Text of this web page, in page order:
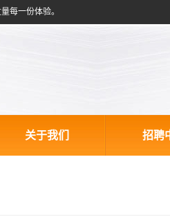
每一份体验。
关于我们 招聘